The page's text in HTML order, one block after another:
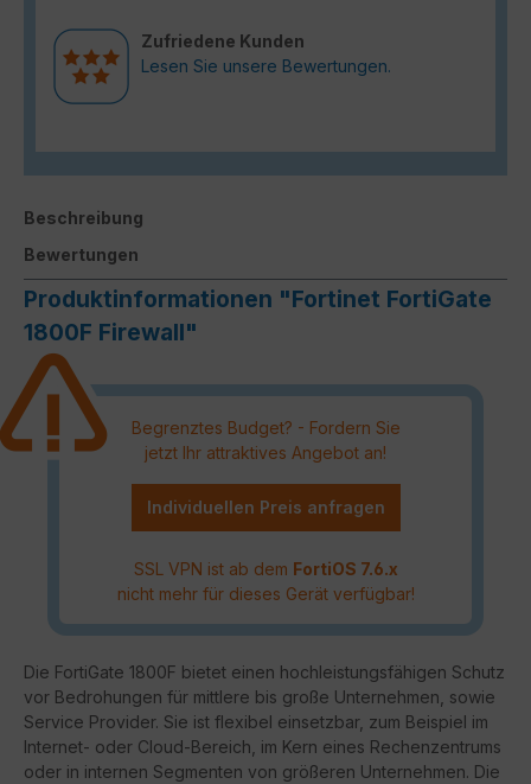
Zufriedene Kunden
Lesen Sie unsere Bewertungen.
Beschreibung
Bewertungen
Produktinformationen "Fortinet FortiGate
1800F Firewall"
Begrenztes Budget? - Fordern Sie
jetzt Ihr attraktives Angebot an!
Individuellen Preis anfragen
SSL VPN ist ab dem FortiOS 7.6.x
nicht mehr für dieses Gerät verfügbar!
Die FortiGate 1800F bietet einen hochleistungsfähigen Schutz
vor Bedrohungen für mittlere bis große Unternehmen, sowie
Service Provider. Sie ist flexibel einsetzbar, zum Beispiel im
Internet- oder Cloud-Bereich, im Kern eines Rechenzentrums
oder in internen Segmenten von größeren Unternehmen. Die